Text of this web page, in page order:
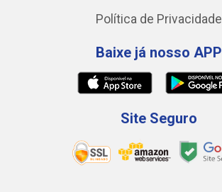
Política de Privacidade
Baixe já nosso APP
Site Seguro